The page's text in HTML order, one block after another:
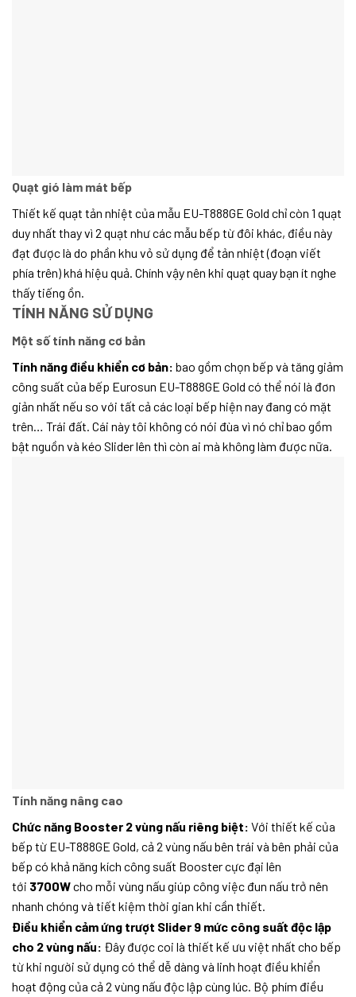
Quạt gió làm mát bếp
Thiết kế quạt tản nhiệt của mẫu EU-T888GE Gold chỉ còn 1 quạt
duy nhất thay vì 2 quạt như các mẫu bếp từ đôi khác, điều này
đạt được là do phần khu vỏ sử dụng để tản nhiệt (đoạn viết
phía trên) khá hiệu quả. Chính vậy nên khi quạt quay bạn ít nghe
thấy tiếng ồn.
TÍNH NĂNG SỬ DỤNG
Một số tính năng cơ bản
Tính năng điều khiển cơ bản: bao gồm chọn bếp và tăng giảm
công suất của bếp Eurosun EU-T888GE Gold có thể nói là đơn
giản nhất nếu so với tất cả các loại bếp hiện nay đang có mặt
trên… Trái đất. Cái này tôi không có nói đùa vì nó chỉ bao gồm
bật nguồn và kéo Slider lên thì còn ai mà không làm được nữa.
Tính năng nâng cao
Chức năng Booster 2 vùng nấu riêng biệt: Với thiết kế của
bếp từ EU-T888GE Gold, cả 2 vùng nấu bên trái và bên phải của
bếp có khả năng kích công suất Booster cực đại lên
tới 3700Wcho mỗi vùng nấu giúp công việc đun nấu trở nên
nhanh chóng và tiết kiệm thời gian khi cần thiết.
Điều khiển cảm ứng trượt Slider 9 mức công suất độc lập
cho 2 vùng nấu: Đây được coi là thiết kế ưu việt nhất cho bếp
từ khi người sử dụng có thể dễ dàng và linh hoạt điều khiển
hoạt động của cả 2 vùng nấu độc lập cùng lúc. Bộ phím điều